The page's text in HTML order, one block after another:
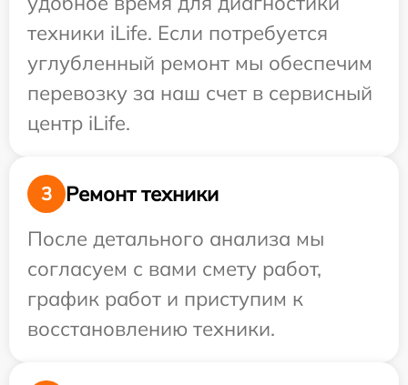
техники iLife. Если потребуется
углубленный ремонт мы обеспечим
перевозку за наш счет в сервисный
центр iLife.
3
Ремонт техники
После детального анализа мы
согласуем с вами смету работ,
график работ и приступим к
восстановлению техники.